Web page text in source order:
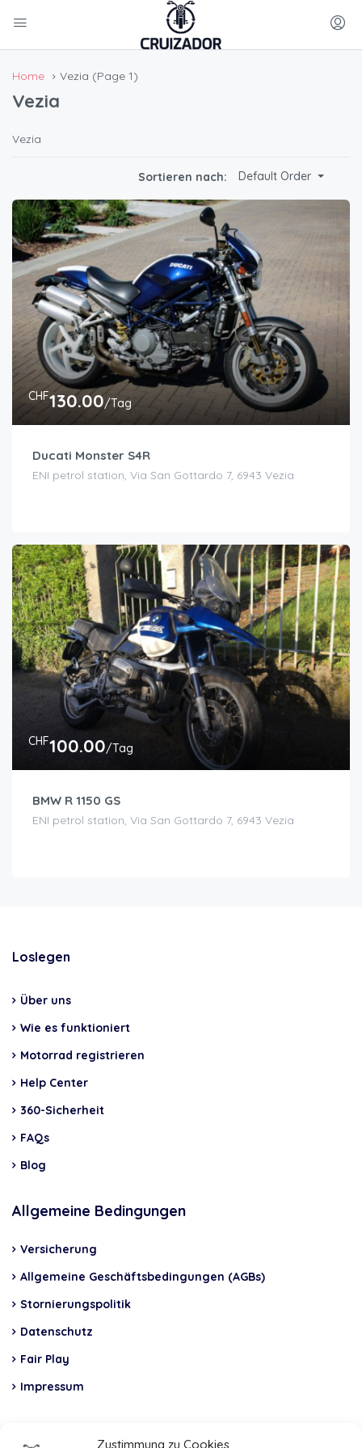
Zustimmung zu Cookies
Home Vezia (Page 1)
Vezia
Vezia
Sortieren nach: Default Order
CHF130.00/Tag
Ducati Monster S4R
ENI petrol station, Via San Gottardo 7, 6943 Vezia
CHF100.00/Tag
BMW R 1150 GS
ENI petrol station, Via San Gottardo 7, 6943 Vezia
Loslegen
Über uns
Wie es funktioniert
Motorrad registrieren
Help Center
360-Sicherheit
FAQs
Blog
Allgemeine Bedingungen
Versicherung
Allgemeine Geschäftsbedingungen (AGBs)
Stornierungspolitik
Datenschutz
Fair Play
Impressum